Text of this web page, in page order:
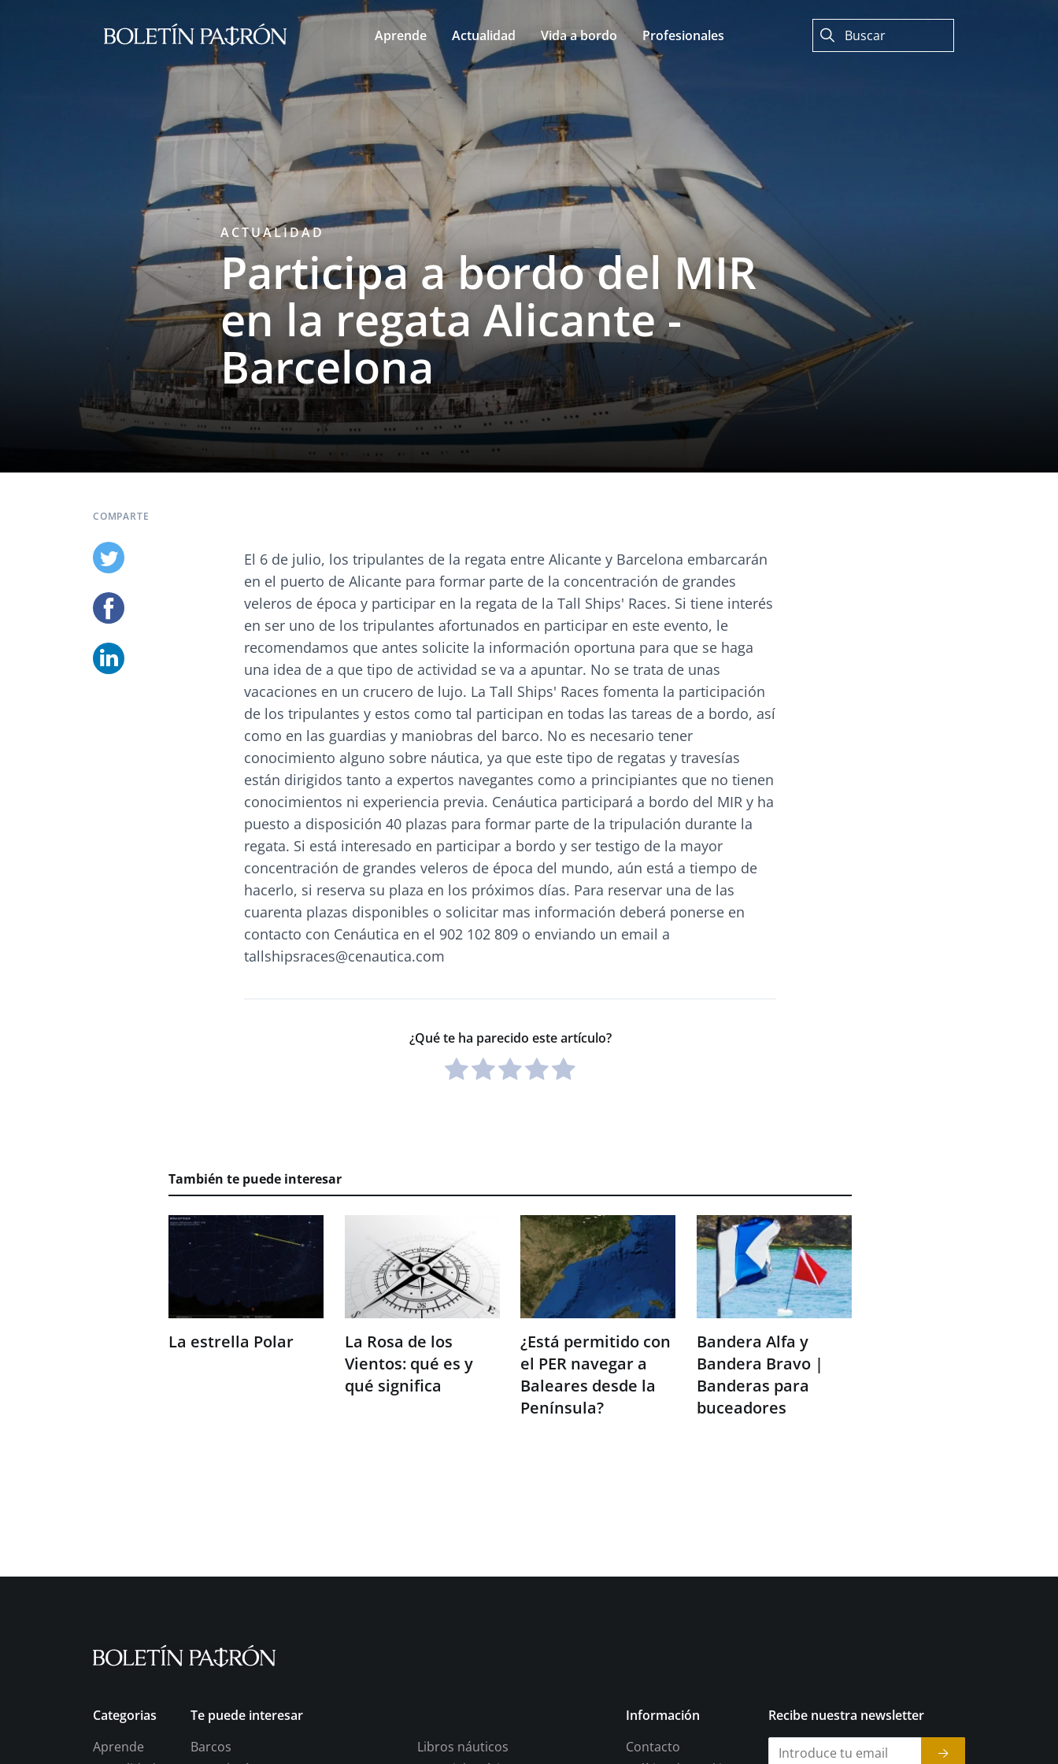
Aprende Actualidad Vida a bordo Profesionales
ACTUALIDAD
Participa a bordo del MIR
en la regata Alicante -
Barcelona
COMPARTE
El 6 de julio, los tripulantes de la regata entre Alicante y Barcelona embarcarán
en el puerto de Alicante para formar parte de la concentración de grandes
veleros de época y participar en la regata de la Tall Ships' Races. Si tiene interés
en ser uno de los tripulantes afortunados en participar en este evento, le
recomendamos que antes solicite la información oportuna para que se haga
una idea de a que tipo de actividad se va a apuntar. No se trata de unas
vacaciones en un crucero de lujo. La Tall Ships' Races fomenta la participación
de los tripulantes y estos como tal participan en todas las tareas de a bordo, así
como en las guardias y maniobras del barco. No es necesario tener
conocimiento alguno sobre náutica, ya que este tipo de regatas y travesías
están dirigidos tanto a expertos navegantes como a principiantes que no tienen
conocimientos ni experiencia previa. Cenáutica participará a bordo del MIR y ha
puesto a disposición 40 plazas para formar parte de la tripulación durante la
regata. Si está interesado en participar a bordo y ser testigo de la mayor
concentración de grandes veleros de época del mundo, aún está a tiempo de
hacerlo, si reserva su plaza en los próximos días. Para reservar una de las
cuarenta plazas disponibles o solicitar mas información deberá ponerse en
contacto con Cenáutica en el 902 102 809 o enviando un email a
tallshipsraces@cenautica.com
¿Qué te ha parecido este artículo?
También te puede interesar
La estrella Polar
La Rosa de los
Vientos: qué es y
qué significa
¿Está permitido con
el PER navegar a
Baleares desde la
Península?
Bandera Alfa y
Bandera Bravo |
Banderas para
buceadores
Categorias
Aprende
Te puede interesar
Barcos
Libros náuticos
Información
Contacto
Recibe nuestra newsletter